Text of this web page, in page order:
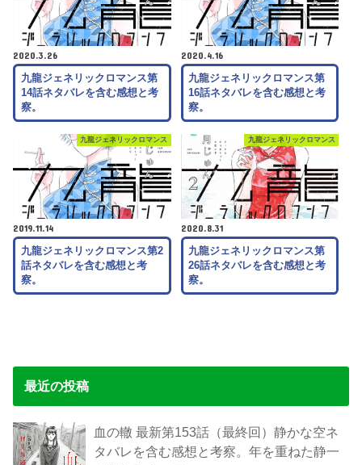
2020.3.26
九龍ジェネリックロマンス第
14話ネタバレを含む感想と考
察。
2020.4.16
九龍ジェネリックロマンス第
16話ネタバレを含む感想と考
察。
九龍ジェネリックロマンス
2019.11.14
九龍ジェネリックロマンス第2
話ネタバレを含む感想と考
察。
九龍ジェネリックロマンス
2020.8.31
九龍ジェネリックロマンス第
26話ネタバレを含む感想と考
察。
最近の投稿
血の轍 最新第153話（最終回）静かな空ネ
タバレを含む感想と考察。年を重ねた静一